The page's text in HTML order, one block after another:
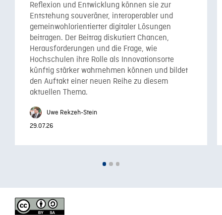
Reflexion und Entwicklung können sie zur
Entstehung souveräner, interoperabler und
gemeinwohlorientierter digitaler Lösungen
beitragen. Der Beitrag diskutiert Chancen,
Herausforderungen und die Frage, wie
Hochschulen ihre Rolle als Innovationsorte
künftig stärker wahrnehmen können und bildet
den Auftakt einer neuen Reihe zu diesem
aktuellen Thema.
Uwe Rekzeh-Stein
29.07.26